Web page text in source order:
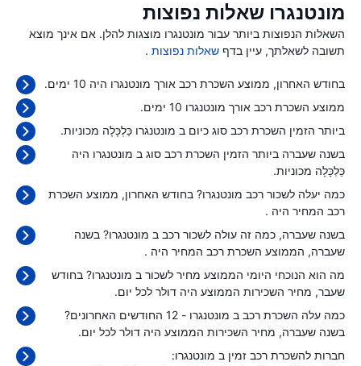
מונטנגרו שאלות נפוצות
השאלות הנפוצות ביותר עבור מונטנגרו מוצגות להלן. אם אינך מוצא
תשובה לשאלתך, עיין בדף שאלות נפוצות .
בחודש האחרון, ממוצע השכרת רכב אורך מונטנגרו היה 10 ימים.
ממוצע השכרת רכב אורך מונטנגרו 10 ימים.
ביותר הזמין השכרת רכב סוג כיום ב מונטנגרו כַּלְכָּלָה מכוניות.
בשנה שעברה ביותר הזמין השכרת רכב סוג ב מונטנגרו היה
כַּלְכָּלָה מכוניות.
כמה יעלה לשכור רכב מונטנגרו? בחודש האחרון, ממוצע השכרת
רכב המחיר היה .
בשנה שעברה, כמה זה עולה לשכור רכב ב מונטנגרו? בשנה
שעברה, הממוצע השכרת רכב המחיר היה .
מה הוא הנוכחי היומי הממוצע מחיר לשכור ב מונטנגרו? בחודש
שעבר, מחיר השכירות הממוצע היה דולר לכל יום.
כמה עלה השכרת רכב ב מונטנגרו - 12 החודשים האחרונים?
בשנה שעברה, מחיר השכירות הממוצע היה דולר לכל יום.
חברות להשכרת רכב זמין ב מונטנגרו: